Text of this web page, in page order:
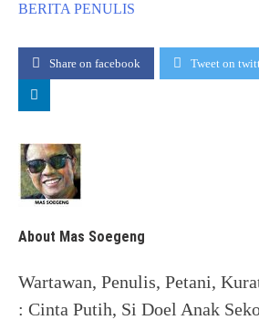
BERITA PENULIS
Share on facebook Tweet on
About Mas Soegeng
Wartawan, Penulis, Petani,
: Cinta Putih, Si Doel Anak